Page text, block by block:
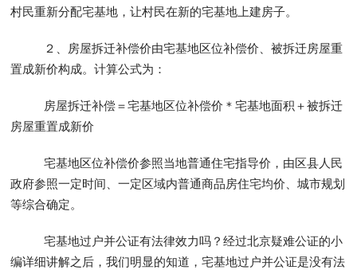
村民重新分配宅基地，让村民在新的宅基地上建房子。
２、房屋拆迁补偿价由宅基地区位补偿价、被拆迁房屋重
置成新价构成。计算公式为：
房屋拆迁补偿＝宅基地区位补偿价＊宅基地面积＋被拆迁
房屋重置成新价
宅基地区位补偿价参照当地普通住宅指导价，由区县人民
政府参照一定时间、一定区域内普通商品房住宅均价、城市规划
等综合确定。
宅基地过户并公证有法律效力吗？经过北京疑难公证的小
编详细讲解之后，我们明显的知道，宅基地过户并公证是没有法